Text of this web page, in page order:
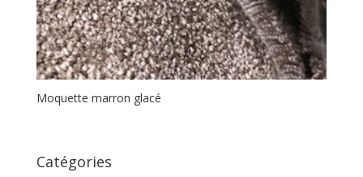
Moquette marron glacé
Catégories